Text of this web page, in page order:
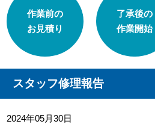
作業前の
お見積り
了承後の
作業開始
スタッフ修理報告
2024年05月30日